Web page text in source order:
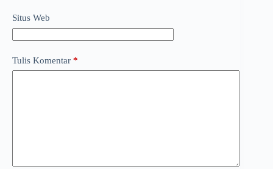
Situs Web
Tulis Komentar *